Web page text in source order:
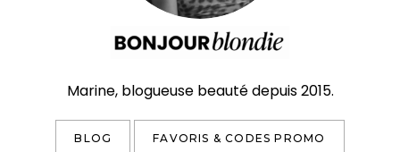
Marine, blogueuse beauté depuis 2015.
Facebook InstagramTikTok YouTube
BLOG FAVORIS & CODES PROMO